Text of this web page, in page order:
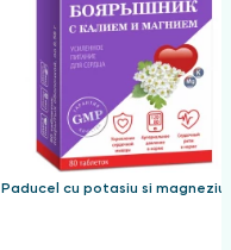
Paducel cu potasiu si magneziu